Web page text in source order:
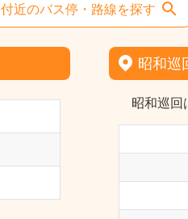
付近のバス停・路線を探す
昭和巡
昭和巡回